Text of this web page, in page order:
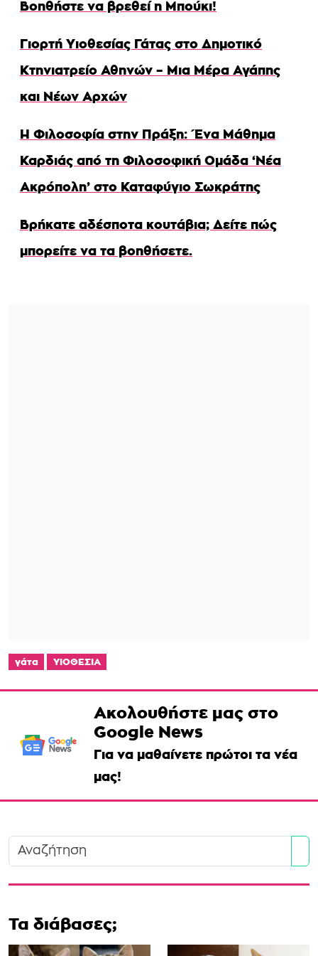
Βοηθήστε να βρεθεί η Μπούκι!
Γιορτή Υιοθεσίας Γάτας στο Δημοτικό
Κτηνιατρείο Αθηνών – Μια Μέρα Αγάπης
και Νέων Αρχών
Η Φιλοσοφία στην Πράξη: Ένα Μάθημα
Καρδιάς από τη Φιλοσοφική Ομάδα ‘Νέα
Ακρόπολη’ στο Καταφύγιο Σωκράτης
Βρήκατε αδέσποτα κουτάβια; Δείτε πώς
μπορείτε να τα βοηθήσετε.
γάτα ΥΙΟΘΕΣΙΑ
Ακολουθήστε μας στο
Google News
Για να μαθαίνετε πρώτοι τα νέα
μας!
Τα διάβασες;